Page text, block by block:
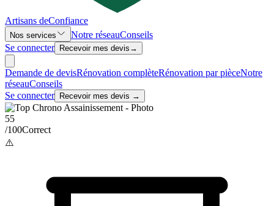
Artisans deConfiance
Nos services Notre réseauConseils
Se connecter
Recevoir mes devis →
Demande de devisRénovation complèteRénovation par pièceNotre
réseauConseils
Se connecter
Recevoir mes devis →
55
/100Correct
⚠️